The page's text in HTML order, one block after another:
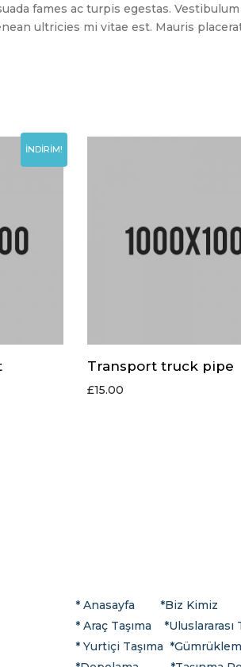
fames ac turpis egestas.
ultricies mi vitae est. Mauris
İNDIRIM!
Transport truck pipe
£15.00
* Anasayfa *Biz Kimiz
* Araç Taşıma *Uluslararası
* Yurtiçi Taşıma